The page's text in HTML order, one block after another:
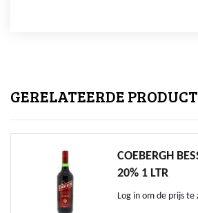
GERELATEERDE
COEBERGH
20% 1 LTR
Log in om de prijs te